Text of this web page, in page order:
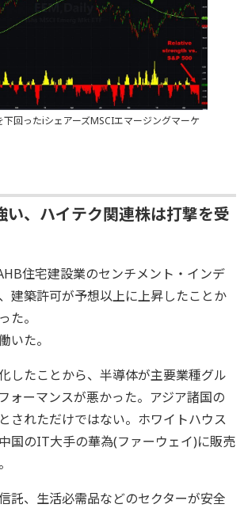
回ったiシェアーズMSCIエマージングマーケ
い、ハイテク関連株は打撃を受
住宅建設業のセンチメント・インデ
建築許可が予想以上に上昇したことか
た。
いた。
したことから、半導体が主要業種グル
ォーマンスが悪かった。アジア諸国の
されただけではない。ホワイトハウス
国のIT大手の華為(ファーウェイ)に販売
託、生活必需品などのセクターが安全